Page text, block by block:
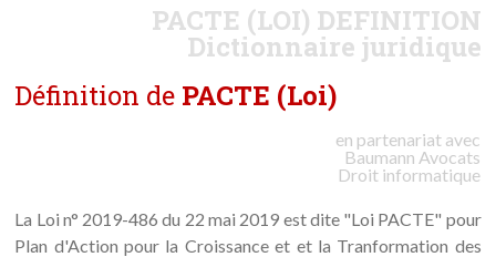
PACTE (LOI) DEFINITION
Dictionnaire juridique
Définition de PACTE (Loi)
en partenariat avec
Baumann Avocats
Droit informatique
La Loi n° 2019-486 du 22 mai 2019 est dite "Loi PACTE" pour
Plan d'Action pour la Croissance et et la Tranformation des